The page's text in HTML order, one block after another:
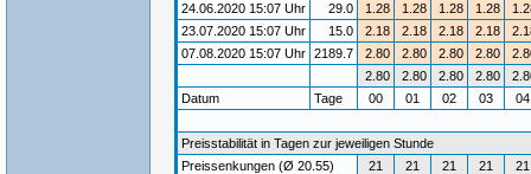
24.06.2020 15:07 Uhr
29.0 1.28 1.28 1.28 1.28
23.07.2020 15:07 Uhr
15.0 2.18 2.18 2.18 2.18
07.08.2020 15:07 Uhr 2189.7 2.80 2.80 2.80 2.80
2.80
2.80 2.80 2.80
Datum
Tage 00 01 02 03
Preisstabilität in Tagen zur jeweiligen Stunde
Preissenkungen (Ø 20.55)
21 21 21 21
21